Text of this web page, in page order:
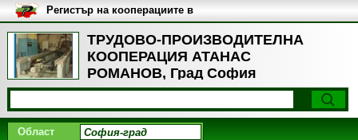
ТРУДОВО-ПРОИЗВОДИТЕЛНА
КООПЕРАЦИЯ АТАНАС
РОМАНОВ, Град София
Регистър на кооперациите в
България
Област